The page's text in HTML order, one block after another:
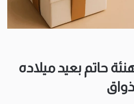
حاتم بعيد ميلاده